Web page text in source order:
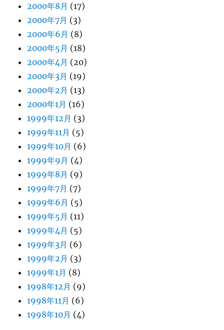
2000年8月 (17)
2000年7月 (3)
2000年6月 (8)
2000年5月 (18)
2000年4月 (20)
2000年3月 (19)
2000年2月 (13)
2000年1月 (16)
1999年12月 (3)
1999年11月 (5)
1999年10月 (6)
1999年9月 (4)
1999年8月 (9)
1999年7月 (7)
1999年6月 (5)
1999年5月 (11)
1999年4月 (5)
1999年3月 (6)
1999年2月 (3)
1999年1月 (8)
1998年12月 (9)
1998年11月 (6)
1998年10月 (4)